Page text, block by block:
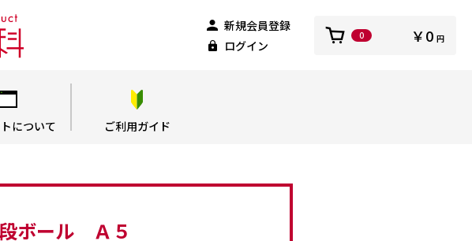
新規会員登録
ログイン
0 ￥0 円
について ご利用ガイド
ボール Ａ５